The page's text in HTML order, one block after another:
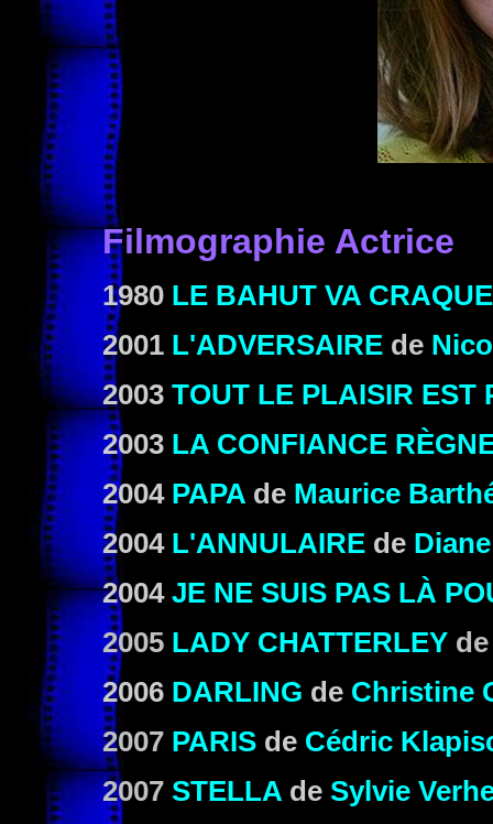
Filmographie Actrice
1980 LE BAHUT VA
2001 L'ADVERSAIRE de
2003 TOUT LE PLAISIR EST
2003 LA CONFIANCE
2004 PAPA de Maurice
2004 L'ANNULAIRE de
2004 JE NE SUIS PAS LÀ
2005 LADY CHATTERLEY
2006 DARLING de Christine
2007 PARIS de Cédric
2007 STELLA de Sylvie